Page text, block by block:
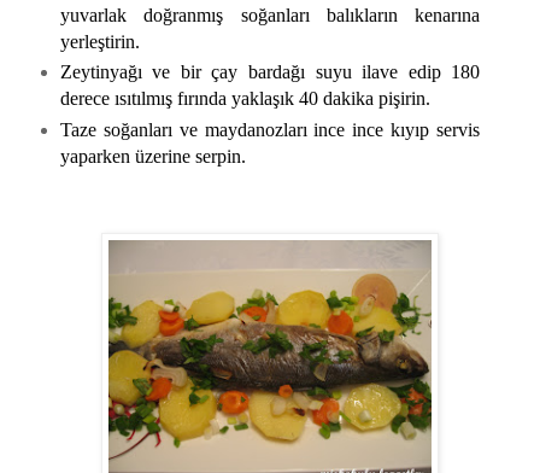
yuvarlak doğranmış soğanları balıkların kenarına
yerleştirin.
Zeytinyağı ve bir çay bardağı suyu ilave edip 180
derece ısıtılmış fırında yaklaşık 40 dakika pişirin.
Taze soğanları ve maydanozları ince ince kıyıp servis
yaparken üzerine serpin.